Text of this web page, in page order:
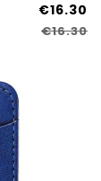
€16.30
€16.30